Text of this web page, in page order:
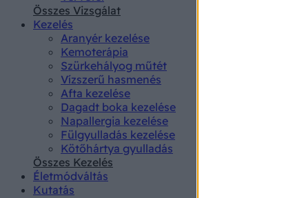
Összes Vizsgálat
Kezelés
Aranyér kezelése
Kemoterápia
Szürkehályog műtét
Vízszerű hasmenés
Afta kezelése
Dagadt boka kezelése
Napallergia kezelése
Fülgyulladás kezelése
Kötőhártya gyulladás
Összes Kezelés
Életmódváltás
Kutatás